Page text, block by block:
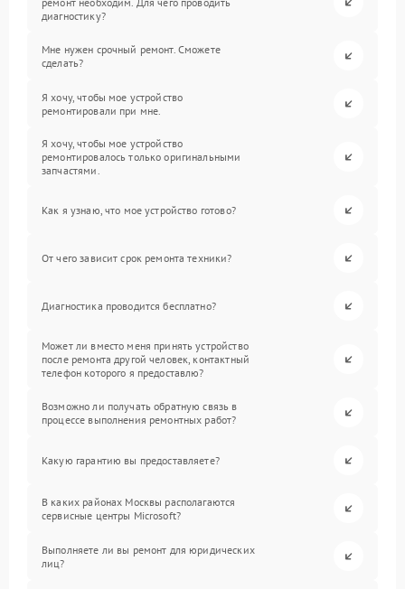
диагностику?
Мне нужен срочный ремонт. Сможете
сделать?
Я хочу, чтобы мое устройство
ремонтировали при мне.
Я хочу, чтобы мое устройство
ремонтировалось только оригинальными
запчастями.
Как я узнаю, что мое устройство готово?
От чего зависит срок ремонта техники?
Диагностика проводится бесплатно?
Может ли вместо меня принять устройство
после ремонта другой человек, контактный
телефон которого я предоставлю?
Возможно ли получать обратную связь в
процессе выполнения ремонтных работ?
Какую гарантию вы предоставляете?
В каких районах Москвы располагаются
сервисные центры Microsoft?
Выполняете ли вы ремонт для юридических
лиц?